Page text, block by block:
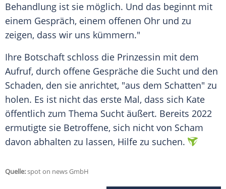
Behandlung ist sie möglich. Und das beginnt mit
einem Gespräch, einem offenen Ohr und zu
zeigen, dass wir uns kümmern."
Ihre Botschaft schloss die Prinzessin mit dem
Aufruf, durch offene Gespräche die Sucht und den
Schaden, den sie anrichtet, "aus dem Schatten" zu
holen. Es ist nicht das erste Mal, dass sich Kate
öffentlich zum Thema Sucht äußert. Bereits 2022
ermutigte sie Betroffene, sich nicht von Scham
davon abhalten zu lassen, Hilfe zu suchen.
Quelle:spot on news GmbH